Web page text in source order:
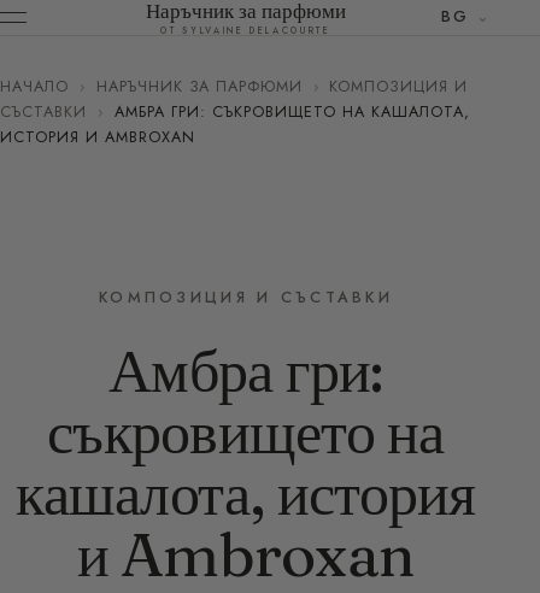
Наръчник за парфюми
ОТ SYLVAINE DELACOURTE
BG
НАЧАЛО › НАРЪЧНИК ЗА ПАРФЮМИ › КОМПОЗИЦИЯ И
СЪСТАВКИ
› АМБРА ГРИ: СЪКРОВИЩЕТО НА КАШАЛОТА,
ИСТОРИЯ И AMBROXAN
КОМПОЗИЦИЯ И СЪСТАВКИ
Амбра гри:
съкровището на
кашалота, история
и Ambroxan